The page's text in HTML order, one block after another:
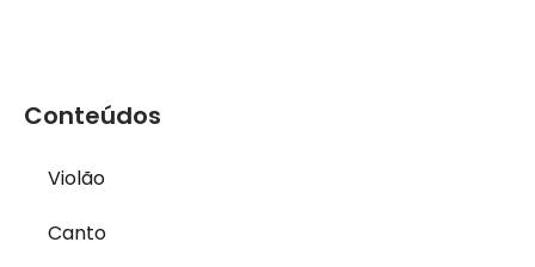
Conteúdos
Violão
Canto